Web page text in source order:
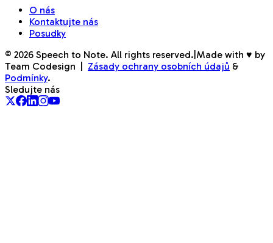
O nás
Kontaktujte nás
Posudky
© 2026 Speech to Note. All rights reserved. Made with ♥ by
Team Codesign
Zásady ochrany osobních údajů &
Podmínky.
Sledujte nás